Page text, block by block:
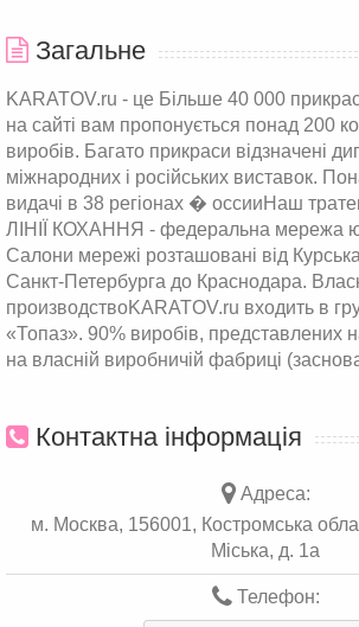
Загальне
KARATOV.ru - це Більше 40 000
на сайті вам пропонується понад 200
виробів. Багато прикраси відзначені
міжнародних і російських виставок.
видачі в 38 регіонах � оссииНаш
ЛІНІЇ КОХАННЯ - федеральна мережа
Салони мережі розташовані від
Санкт-Петербурга до Краснодара.
производствоKARATOV.ru входить в
«Топаз». 90% виробів, представлених
на власній виробничій фабриці
Контактна інформація
Адреса:
м. Москва, 156001, Костромська
Міська, д. 1а
Телефон: